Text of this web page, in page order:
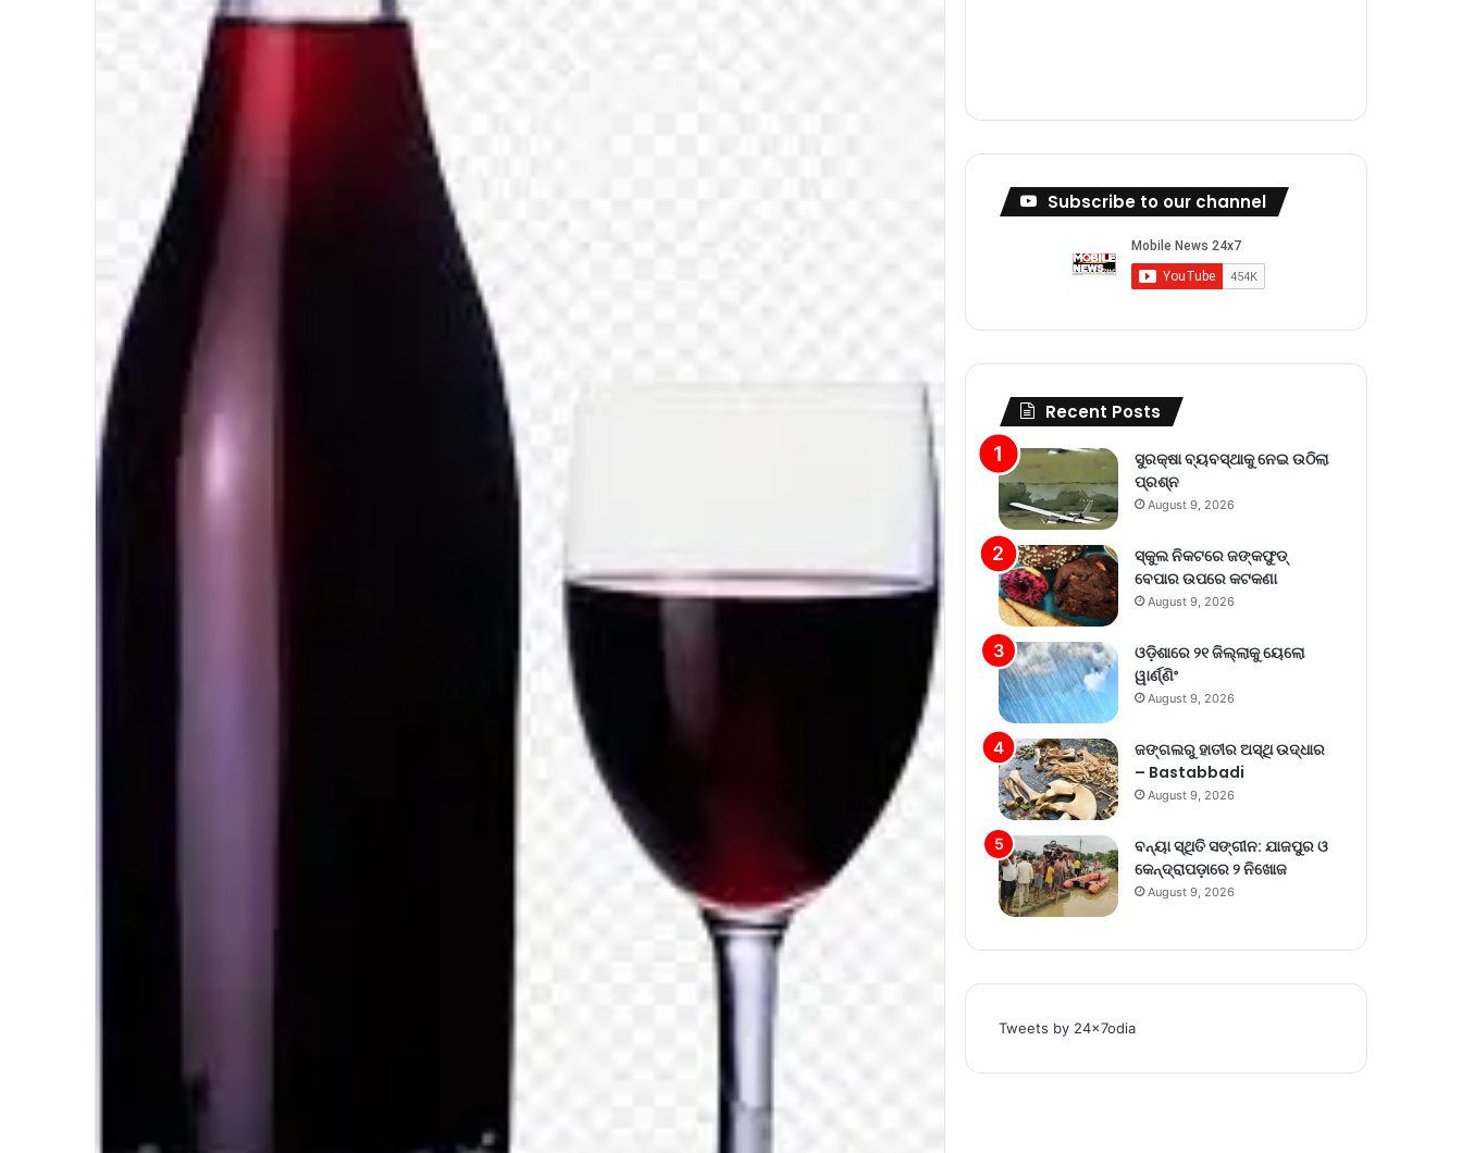
Subscribe to our channel
Recent Posts
ସୁରକ୍ଷା ବ୍ୟବସ୍ଥାକୁ ନେଇ ଉଠିଲା
ପ୍ରଶ୍ନ
August 9, 2026
ସ୍କୁଲ ନିକଟରେ ଜଙ୍କଫୁଡ୍
ବେପାର ଉପରେ କଟକଣା
August 9, 2026
ଓଡ଼ିଶାରେ ୨୧ ଜିଲ୍ଲାକୁ ୟେଲୋ
ୱାର୍ଣ୍ଣିଂ
August 9, 2026
ଜଙ୍ଗଲରୁ ହାତୀର ଅସ୍ଥି ଉଦ୍ଧାର
– Bastabbadi
August 9, 2026
ବନ୍ୟା ସ୍ଥିତି ସଙ୍ଗୀନ: ଯାଜପୁର ଓ
କେନ୍ଦ୍ରାପଡ଼ାରେ ୨ ନିଖୋଜ
August 9, 2026
Tweets by 24x7odia